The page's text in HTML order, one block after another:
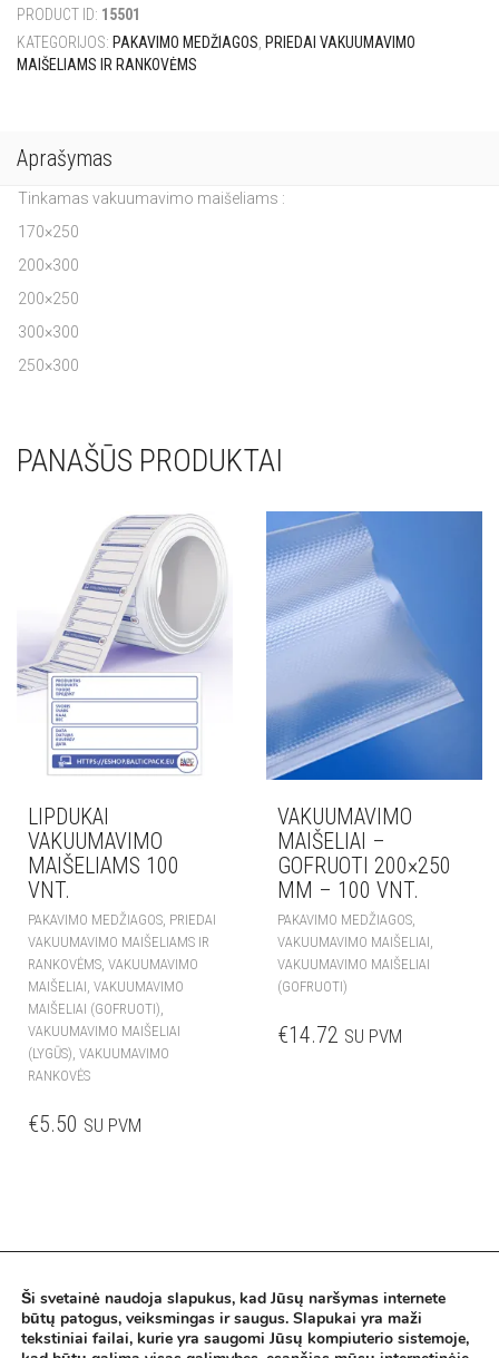
PRODUCT ID: 15501
KATEGORIJOS: PAKAVIMO MEDŽIAGOS, PRIEDAI VAKUUMAVIMO
MAIŠELIAMS IR RANKOVĖMS
Aprašymas
Tinkamas vakuumavimo maišeliams :
170×250
200×300
200×250
300×300
250×300
PANAŠŪS PRODUKTAI
LIPDUKAI
VAKUUMAVIMO
MAIŠELIAMS 100
VNT.
PAKAVIMO MEDŽIAGOS PRIEDAI
VAKUUMAVIMO MAIŠELIAMS IR
RANKOVĖMS VAKUUMAVIMO
MAIŠELIAI VAKUUMAVIMO
MAIŠELIAI (GOFRUOTI)
VAKUUMAVIMO MAIŠELIAI
(LYGŪS) VAKUUMAVIMO
RANKOVĖS
€5.50 SU PVM
VAKUUMAVIMO
MAIŠELIAI –
GOFRUOTI 200×250
MM – 100 VNT.
PAKAVIMO MEDŽIAGOS
VAKUUMAVIMO MAIŠELIAI
VAKUUMAVIMO MAIŠELIAI
(GOFRUOTI)
€14.72 SU PVM
Pirkimo taisykės
Privatumo politika
Ši svetainė naudoja slapukus, kad Jūsų naršymas internete
būtų patogus, veiksmingas ir saugus. Slapukai yra maži
tekstiniai failai, kurie yra saugomi Jūsų kompiuterio sistemoje,